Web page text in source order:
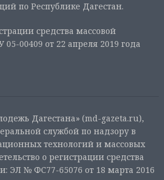
по Республике Дагестан.
средства массовой
00409 от 22 апреля 2019 года
Дагестана» (md-gazeta.ru),
службой по надзору в
технологий и массовых
о регистрации средства
ЭЛ № ФС77-65076 от 18 марта 2016